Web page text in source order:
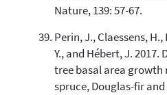
Nature, 139: 57-67.
Perin, J., Claessens,
Y., and Hébert, J.
tree basal area growth
spruce, Douglas-fir